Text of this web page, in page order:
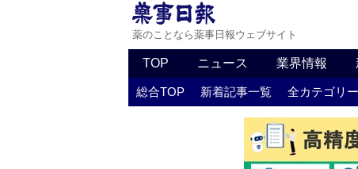
薬のことなら薬事日報ウェブサイト
TOP ニュース 業界情報
総合TOP 新着記事一覧 全カテゴリ